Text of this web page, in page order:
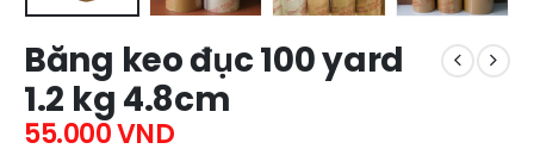
Băng keo đục 100 yard
1.2 kg 4.8cm
55.000VND